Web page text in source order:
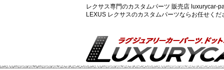
レクサス専門のカスタムパーツ 販売店 luxurycar-
LEXUS レクサスのカスタムパーツならお任せく